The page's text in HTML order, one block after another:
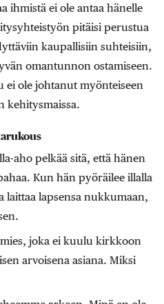
ihmistä ei ole antaa hänelle
pitäisi perustua
kaupallisiin suhteisiin,
omantunnon ostamiseen.
ole johtanut myönteiseen
kehitysmaissa.
aho pelkää sitä, että hänen
Kun hän pyöräilee illalla
laittaa lapsensa nukkumaan,
joka ei kuulu kirkkoon
arvoisena asiana. Miksi